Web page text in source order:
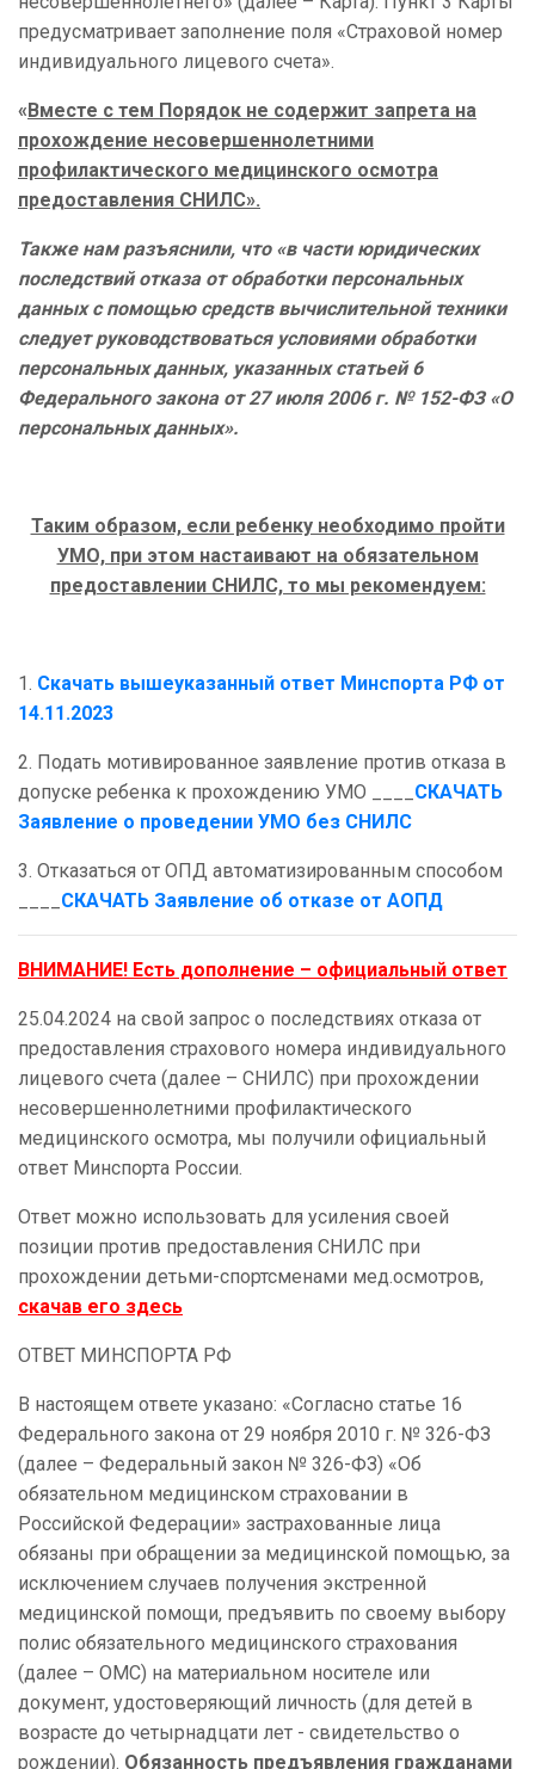
предусматривает заполнение поля «Страховой номер
индивидуального лицевого счета».
«Вместе с тем Порядок не содержит запрета на
прохождение несовершеннолетними
профилактического медицинского осмотра
предоставления СНИЛС».
Также нам разъяснили, что «в части юридических
последствий отказа от обработки персональных
данных с помощью средств вычислительной техники
следует руководствоваться условиями обработки
персональных данных, указанных статьей 6
Федерального закона от 27 июля 2006 г. № 152-ФЗ «О
персональных данных».
Таким образом, если ребенку необходимо пройти
УМО, при этом настаивают на обязательном
предоставлении СНИЛС, то мы рекомендуем:
1. Скачать вышеуказанный ответ Минспорта РФ от
14.11.2023
2. Подать мотивированное заявление против отказа в
допуске ребенка к прохождению УМО ____ СКАЧАТЬ
Заявление о проведении УМО без СНИЛС
3. Отказаться от ОПД автоматизированным способом
СКАЧАТЬ Заявление об отказе от АОПД
ВНИМАНИЕ! Есть дополнение – официальный ответ
25.04.2024 на свой запрос о последствиях отказа от
предоставления страхового номера индивидуального
лицевого счета (далее – СНИЛС) при прохождении
несовершеннолетними профилактического
медицинского осмотра, мы получили официальный
ответ Минспорта России.
Ответ можно использовать для усиления своей
позиции против предоставления СНИЛС при
прохождении детьми-спортсменами мед.осмотров,
скачав его здесь
ОТВЕТ МИНСПОРТА РФ
В настоящем ответе указано: «Согласно статье 16
Федерального закона от 29 ноября 2010 г. № 326-ФЗ
(далее – Федеральный закон № 326-ФЗ) «Об
обязательном медицинском страховании в
Российской Федерации» застрахованные лица
обязаны при обращении за медицинской помощью, за
исключением случаев получения экстренной
медицинской помощи, предъявить по своему выбору
полис обязательного медицинского страхования
(далее – ОМС) на материальном носителе или
документ, удостоверяющий личность (для детей в
возрасте до четырнадцати лет - свидетельство о
рождении). Обязанность предъявления гражданами